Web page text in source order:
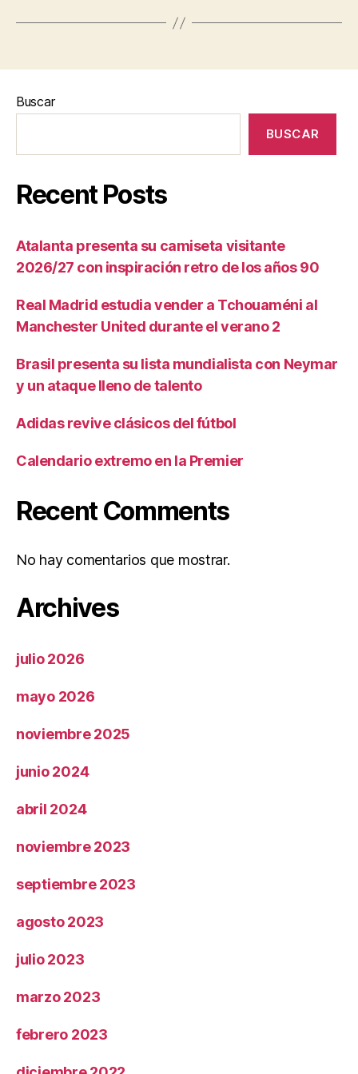
Buscar
BUSCAR
Recent Posts
Atalanta presenta su camiseta visitante
2026/27 con inspiración retro de los años 90
Real Madrid estudia vender a Tchouaméni al
Manchester United durante el verano 2
Brasil presenta su lista mundialista con Neymar
y un ataque lleno de talento
Adidas revive clásicos del fútbol
Calendario extremo en la Premier
Recent Comments
No hay comentarios que mostrar.
Archives
julio 2026
mayo 2026
noviembre 2025
junio 2024
abril 2024
noviembre 2023
septiembre 2023
agosto 2023
julio 2023
marzo 2023
febrero 2023